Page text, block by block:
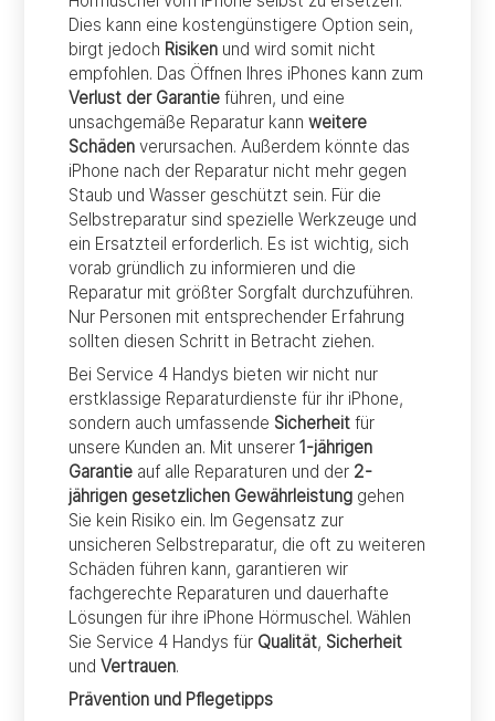
Dies kann eine kostengünstigere Option sein,
birgt jedoch Risiken und wird somit nicht
empfohlen. Das Öffnen Ihres iPhones kann zum
Verlust der Garantie führen, und eine
unsachgemäße Reparatur kannweitere
Schäden verursachen. Außerdem könnte das
iPhone nach der Reparatur nicht mehr gegen
Staub und Wasser geschützt sein. Für die
Selbstreparatur sind spezielle Werkzeuge und
ein Ersatzteil erforderlich. Es ist wichtig, sich
vorab gründlich zu informieren und die
Reparatur mit größter Sorgfalt durchzuführen.
Nur Personen mit entsprechender Erfahrung
sollten diesen Schritt in Betracht ziehen.
Bei Service 4 Handys bieten wir nicht nur
erstklassige Reparaturdienste für ihr iPhone,
sondern auch umfassende Sicherheit für
unsere Kunden an. Mit unserer1-jährigen
Garantie auf alle Reparaturen und der 2-
jährigen gesetzlichen Gewährleistung gehen
Sie kein Risiko ein. Im Gegensatz zur
unsicheren Selbstreparatur, die oft zu weiteren
Schäden führen kann, garantieren wir
fachgerechte Reparaturen und dauerhafte
Lösungen für ihre iPhone Hörmuschel. Wählen
Sie Service 4 Handys für Qualität, Sicherheit
undVertrauen.
Prävention und Pflegetipps